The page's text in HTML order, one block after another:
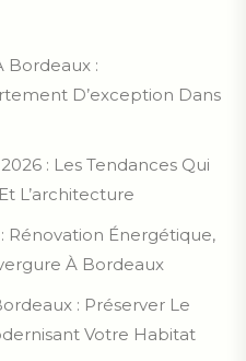
Bordeaux :
D’exception Dans
: Les Tendances Qui
L’architecture
Rénovation Énergétique,
À Bordeaux
: Préserver Le
Votre Habitat